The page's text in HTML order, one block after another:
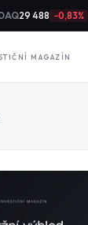
29 488 −0,83%
MAGAZÍN